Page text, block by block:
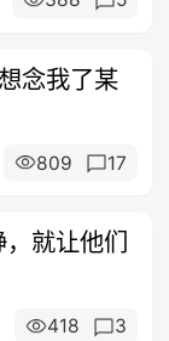
念我了某
809 17
就让他们
418 3